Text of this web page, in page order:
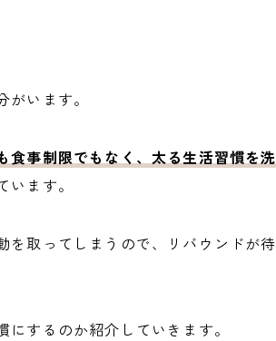
います。
食事制限でもなく、太る生活習慣を洗
います。
を取ってしまうので、リバウンドが待
するのか紹介していきます。